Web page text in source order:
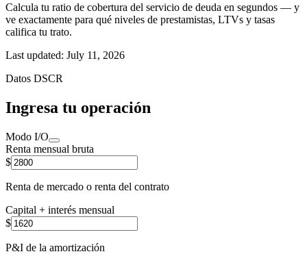
Calcula tu ratio de cobertura del servicio de deuda en segundos — y
ve exactamente para qué niveles de prestamistas, LTVs y tasas
califica tu trato.
Last updated: July 11, 2026
Datos DSCR
Ingresa tu operación
Modo I/O
Renta mensual bruta
$
Renta de mercado o renta del contrato
Capital + interés mensual
$
P&I de la amortización